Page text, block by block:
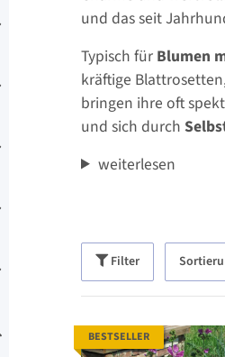
und das seit
Typisch für Blumen
kräftige
bringen ihre oft
und sich durch
weiterlesen
Filter
BESTSELLER